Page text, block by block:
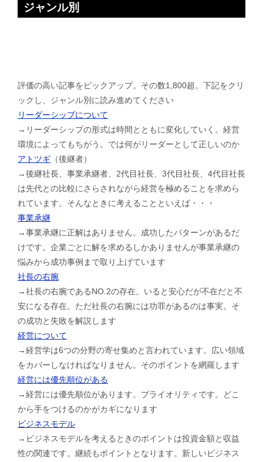
ジャンル別
評価の高い記事をピックアップ。その数1,800超。下記をクリ
ックし、ジャンル別に読み進めてください
リーダーシップについて
→リーダーシップの形式は時間とともに変化していく。経営
環境によってもちがう。では何がリーダーとして正しいのか
アトツギ （後継者）
→後継社長、事業承継者、2代目社長、3代目社長、4代目社長
は先代との比較にさらされながら経営を極めることを求めら
れています。そんなときに考えることといえば・・・
事業承継
→事業承継に正解はありません。成功したパターンがあるだ
けです。企業ごとに解を求めるしかありませんが事業承継の
悩みから成功事例まで取り上げています
社長の右腕
→社長の右腕であるNO.2の存在。いると安心だが不在だと不
安になる存在。ただ社長の右腕には功罪があるのは事実。そ
の成功と失敗を解説します
経営について
→経営学は6つの分野の寄せ集めと言われています。広い領域
をカバーしなければなりません。そのポイントを網羅します
経営には優先順位がある
→経営には優先順位があります。プライオリティです。どこ
から手をつけるのかがカギになります
ビジネスモデル
→ビジネスモデルを考えるときのポイントは投資金額と収益
性の関連です。継続もポイントとなります。新しいビジネス